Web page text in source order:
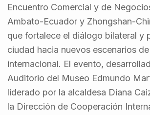
Encuentro Comercial y de
Ambato-Ecuador y Zhongshan-
que fortalece el diálogo bilateral y
ciudad hacia nuevos escenarios
internacional. El evento,
Auditorio del Museo Edmundo
liderado por la alcaldesa Diana
la Dirección de Cooperación